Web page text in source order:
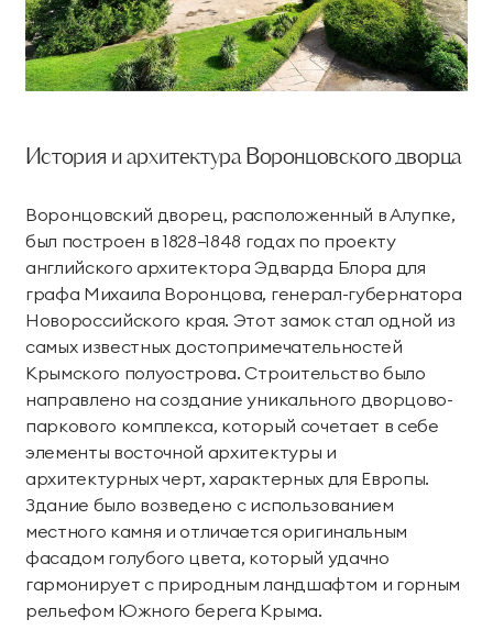
История и архитектура Воронцовского дворца
Воронцовский дворец, расположенный в Алупке,
был построен в 1828–1848 годах по проекту
английского архитектора Эдварда Блора для
графа Михаила Воронцова, генерал-губернатора
Новороссийского края. Этот замок стал одной из
самых известных достопримечательностей
Крымского полуострова. Строительство было
направлено на создание уникального дворцово-
паркового комплекса, который сочетает в себе
элементы восточной архитектуры и
архитектурных черт, характерных для Европы.
Здание было возведено с использованием
местного камня и отличается оригинальным
фасадом голубого цвета, который удачно
гармонирует с природным ландшафтом и горным
рельефом Южного берега Крыма.
Teppanyaki Лобби Бар
Аква бар Органик бар
Сигарный лаунж Забегаловка
Космо Кофейня «1804»
Лаунж-бар «Макао» Stars Coffee
Фонотека Черное море
Пиратская бухта «Тики» Бар Макао
Тематические парки
Японский сад Винный парк
Дримвуд
Для детей
Номера
Делюкс Коннект Делюкс
Делюкс Прайм
Коннект Делюкс
Супериор Люкс Пентхаус
Апартаменты
СПА-апартаменты
Апартаменты «Имение
Сёгуна»
Виллы
Семейные виллы Президентские виллы
Императорские виллы
Винные виллы
комплексной
диагностики
организма
программы
предложения
оздоровления
Лояльность
Семейный отдых
Услуги и сервис
Яхт-клуб
Курорт
О курорте Карта курорта
Карьера Партнерам
Закупки Частые вопросы
Журнал Мрия
Проведение мероприятий
Проведение дня
рождения
Проведение
фотосессий
Реновация курорта
Устойчивое развитие
Контакты
СВЯЗАТЬСЯ В МЕССЕНДЖЕРЕ